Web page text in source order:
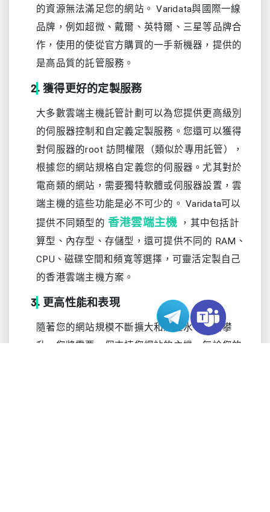
的資源無法滿足您的網站。 Varidata與國際一線
品牌，例如超微、戴爾、英特爾、三星等品牌合
作，使用的使從官方購買的一手新機器，提供的
是高品質的託管服務。
獲得更好的定製服務
大多數雲端主機託管計劃可以為您提供更高級別
的伺服器控制和自定義定製服務。您還可以獲得
對伺服器的root 訪問權限（類似於專用託管），
根據您的網站規格自定義您的伺服器。尤其對於
電商類的網站，需要獨特軟體或伺服器設置，雲
端主機的這些功能是必不可少的。 Varidata可以
提供不同類型的 香港雲端主機
，其中包括計
算型、內存型、存儲型，還可提供不同的 RAM、
CPU、磁碟空間和頻寬等選擇，可靈活定製自己
的香港雲端主機方案。
更高性能和表現
隨著您的網站規模不斷擴大和流量水平不斷攀
升，您將需要一個支持您網站的主機。無論您的